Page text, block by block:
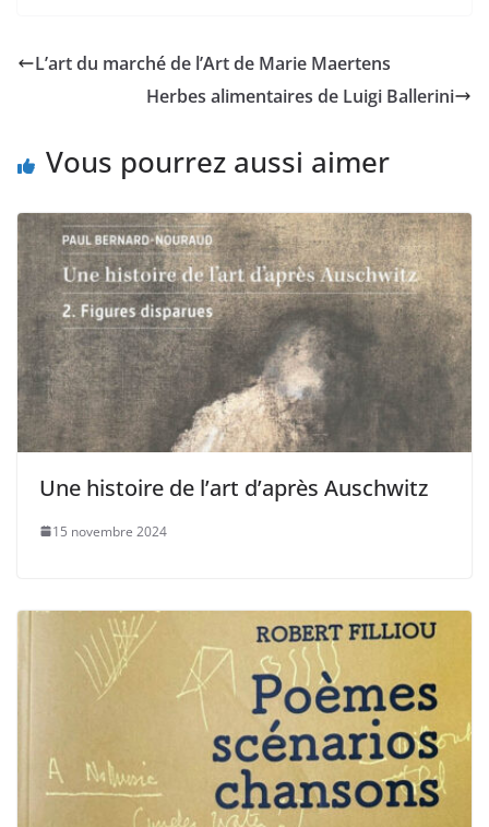
L’art du marché de l’Art de Marie Maertens
Herbes alimentaires de Luigi Ballerini
Vous pourrez aussi aimer
Une histoire de l’art d’après Auschwitz
15 novembre 2024